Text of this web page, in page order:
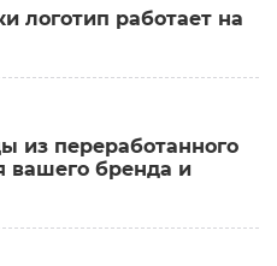
логотип работает на
из переработанного
вашего бренда и